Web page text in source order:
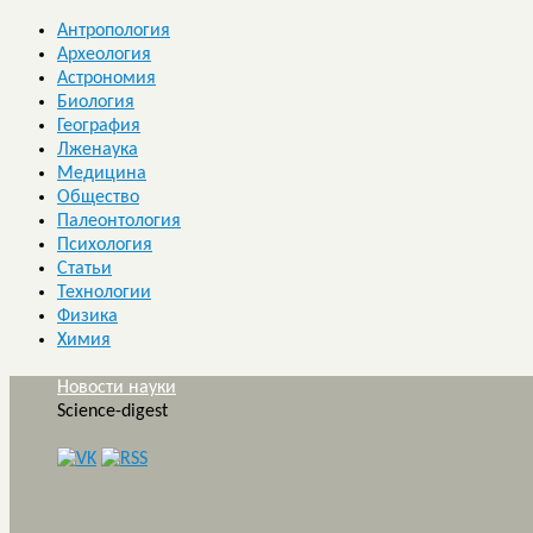
Антропология
Археология
Астрономия
Биология
География
Лженаука
Медицина
Общество
Палеонтология
Психология
Статьи
Технологии
Физика
Химия
Новости науки
Science-digest